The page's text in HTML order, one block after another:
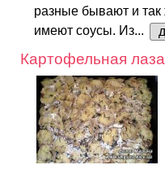
разные бывают и
имеют соусы. Из...
Картофельная